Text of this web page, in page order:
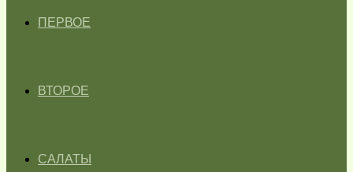
ПЕРВОЕ
ВТОРОЕ
САЛАТЫ